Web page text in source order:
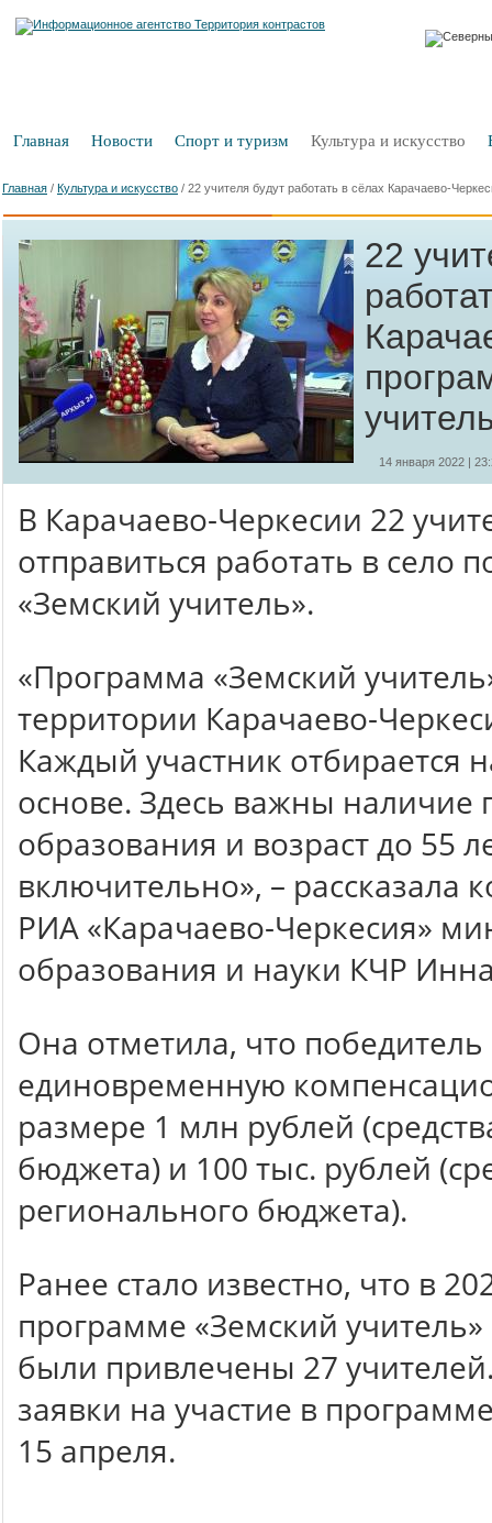
Главная Новости Спорт и туризм Культура и искусство
Главная / Культура и искусство / 22 учителя будут работать в сёлах Карачаево-
22
14 января 2022 |
В Карачаево-Черкесии 22
отправиться работать в село
«Земский учитель».
«Программа «Земский
территории Карачаево-
Каждый участник отбирается
основе. Здесь важны наличие
образования и возраст до 55
включительно», – рассказала
РИА «Карачаево-Черкесия»
образования и науки КЧР
Она отметила, что
единовременную
размере 1 млн рублей
бюджета) и 100 тыс. рублей
регионального бюджета).
Ранее стало известно, что в
программе «Земский учитель»
были привлечены 27
заявки на участие в
15 апреля.